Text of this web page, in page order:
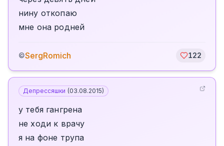
нину откопаю
мне она родней
©SergRomich 122
Депрессяшки (03.08.2015)
у тебя гангрена
не ходи к врачу
я на фоне трупа